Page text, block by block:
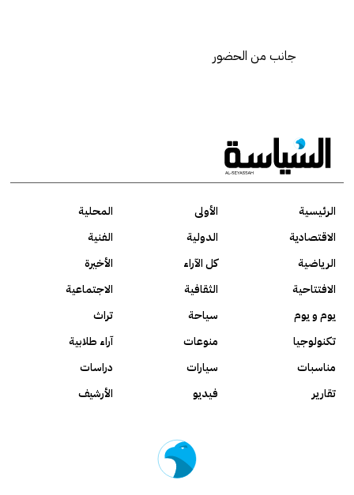
جانب من الحضور
الرئيسية الأولى
المحلية
الاقتصادية
الدولية
الفنية
الرياضية
كل الآراء
الأخيرة
الافتتاحية
الثقافية
الاجتماعية
يوم و يوم
سياحة
تراث
تكنولوجيا
منوعات
آراء طلابية
مناسبات
سيارات
دراسات
تقارير
فيديو الأرشيف